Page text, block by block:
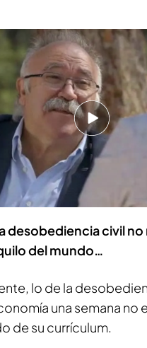
hoy, Oriol Junquera…
opinas de Oriol
que ha conseguido
las ideas que
un discurso tranquilo,
muy pedagógico
se sale de una líneas
desobediencia civil
del mundo…
lo de la
una semana no
de su currículum.